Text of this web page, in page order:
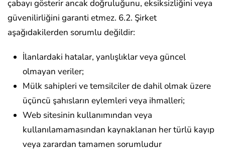
çabayı gösterir ancak doğruluğunu, eksiksizliğini veya
güvenilirliğini garanti etmez. 6.2. Şirket
aşağıdakilerden sorumlu değildir:
İlanlardaki hatalar, yanlışlıklar veya güncel
olmayan veriler;
Mülk sahipleri ve temsilciler de dahil olmak üzere
üçüncü şahısların eylemleri veya ihmalleri;
Web sitesinin kullanımından veya
kullanılamamasından kaynaklanan her türlü kayıp
veya zarardan tamamen sorumludur